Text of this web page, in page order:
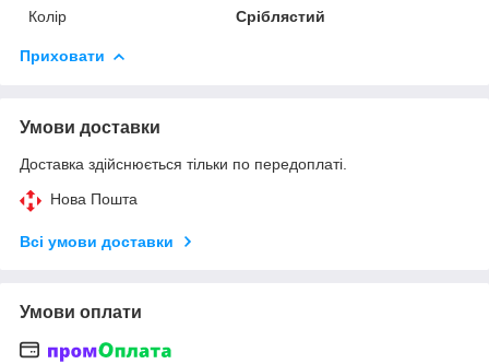
Колір
Сріблястий
Приховати
Умови доставки
Доставка здійснюється тільки по передоплаті.
Нова Пошта
Всі умови доставки
Умови оплати